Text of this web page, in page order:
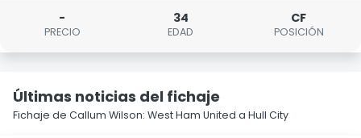
-
PRECIO
34
EDAD
CF
POSICIÓN
Últimas noticias del fichaje
Fichaje de Callum Wilson: West Ham United a Hull City